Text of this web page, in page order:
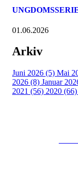
01.06.2026
Arkiv
Juni 2026 (5) Mai
2026 (8) Januar
2021 (56) 2020 (66)